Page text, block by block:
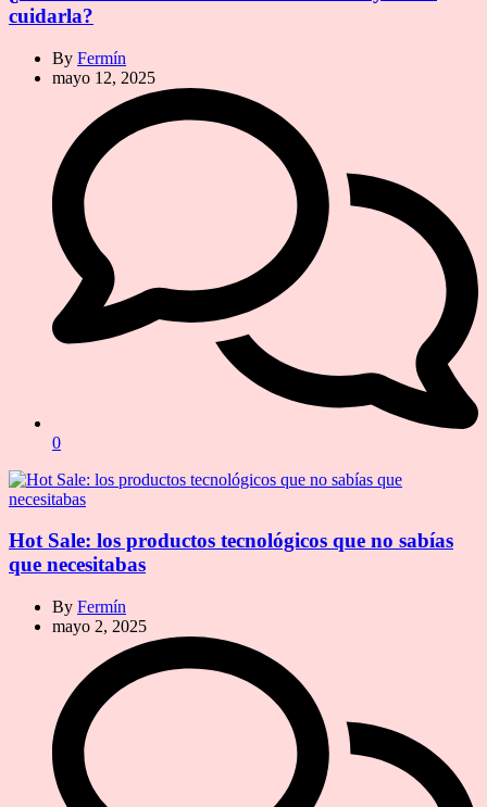
cuidarla?
By Fermín
mayo 12, 2025
0
Hot Sale: los productos tecnológicos que no sabías
que necesitabas
By Fermín
mayo 2, 2025